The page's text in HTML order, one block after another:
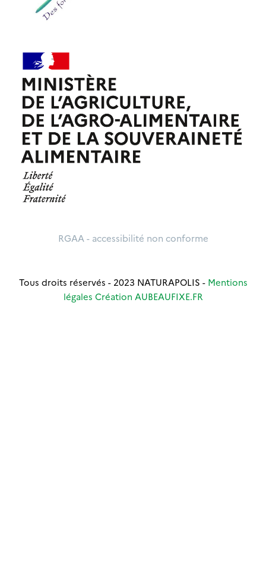
RGAA - accessibilité non conforme
Tous droits réservés - 2023 NATURAPOLIS - Mentions
légales Création AUBEAUFIXE.FR